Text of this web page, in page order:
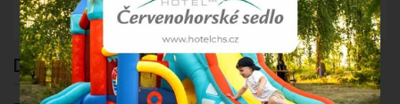
DOPORUČENÉPOBYTY